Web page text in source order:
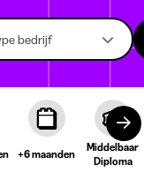
bedrijf
+6 maanden
Middelbaar
Diploma